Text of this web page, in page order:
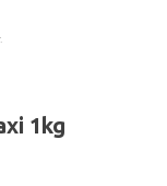
1kg